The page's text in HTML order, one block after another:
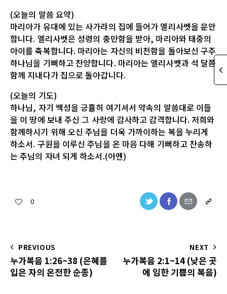
(오늘의 말씀 요약)
마리아가 유대에 있는 사가랴의 집에 들어가 엘리사벳을 문안
합니다. 엘리사벳은 성령의 충만함을 받아, 마리아와 태중의
아이를 축복합니다. 마리아는 자신의 비천함을 돌아보신 구주
하나님을 기뻐하고 찬양합니다. 마리아는 엘리사벳과 석 달쯤
함께 지내다가 집으로 돌아갑니다.
(오늘의 기도)
하나님, 자기 백성을 긍휼히 여기셔서 약속의 말씀대로 이들
을 이 땅에 보내 주신 그 사랑에 감사하고 감격합니다. 저희와
함께하시기 위해 오신 주님을 더욱 가까이하는 복을 누리게
하소서. 구원을 이루신 주님을 온 마음 다해 기뻐하고 찬송하
는 주님의 자녀 되게 하소서.(아멘)
0
PREVIOUS
누가복음 1:26~38 (은혜를
입은 자의 온전한 순종)
NEXT
누가복음 2:1~14 (낮은 곳
에 임한 기쁨의 복음)